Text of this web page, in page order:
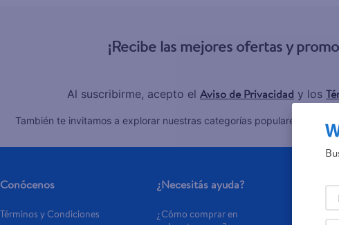
¡Recibe las mejores ofertas y
Al suscribirme, acepto el Aviso de Privacidad y los
También te invitamos a explorar nuestras categorías populares:
Conócenos
Términos y Condiciones
¿Necesitás ayuda?
¿Cómo comprar en